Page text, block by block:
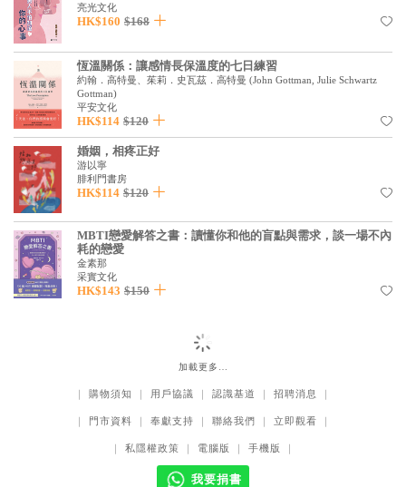
亮光文化
HK$160 $168
恆溫關係：讓感情長保溫度的七日練習
約翰．高特曼、茱莉．史瓦茲．高特曼 (John Gottman, Julie Schwartz
Gottman)
平安文化
HK$114 $120
婚姻，相疼正好
游以寧
腓利門書房
HK$114 $120
MBTI戀愛解答之書：讀懂你和他的盲點與需求，談一場不內
耗的戀愛
金素那
采實文化
HK$143 $150
加載更多…
｜ 購物須知 ｜ 用戶協議 ｜ 認識基道 ｜ 招聘消息 ｜
｜ 門市資料 ｜ 奉獻支持 ｜ 聯絡我們 ｜ 立即觀看 ｜
｜ 私隱權政策 ｜ 電腦版 ｜ 手機版 ｜
我要捐書